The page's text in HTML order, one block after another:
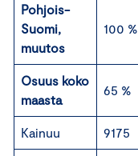
Pohjois-
Suomi,
muutos
100 %
Osuus koko
maasta
65 %
Kainuu 9175